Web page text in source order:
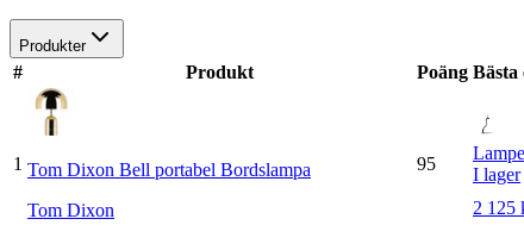
Produkter
# Produkt Poäng Bästa
1 Tom Dixon Bell portabel Bordslampa
Tom Dixon
95
I lager
2 125